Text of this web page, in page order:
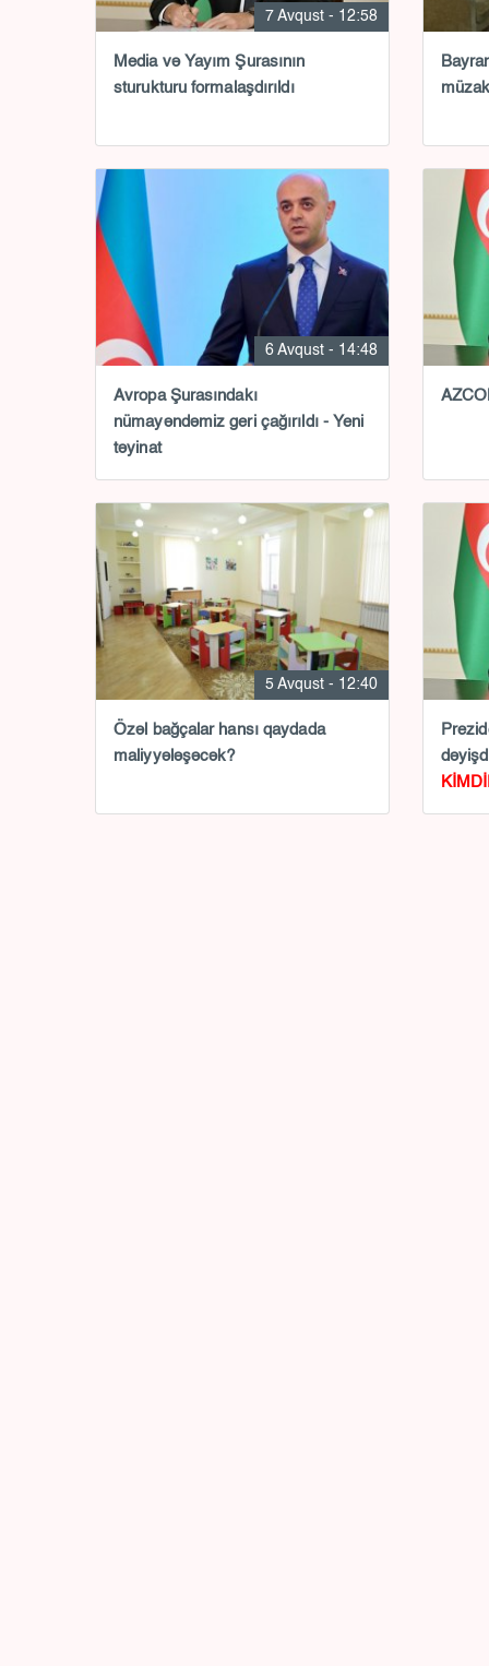
7 Avqust - 12:58
Media və Yayım Şurasının
sturukturu formalaşdırıldı
6 Avqust - 14:48
Avropa Şurasındakı
nümayəndəmiz geri çağırıldı - Yeni
təyinat
5 Avqust - 12:40
Özəl bağçalar hansı qaydada
maliyyələşəcək?